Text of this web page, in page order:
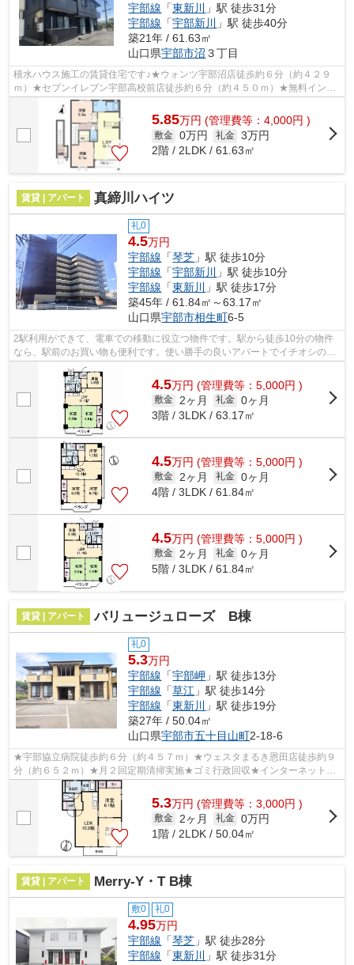
宇部線 「東新川
」駅 徒歩31分
宇部線 「宇部新川
」駅 徒歩40分
築21年 / 61.63㎡
山口県宇部市沼 ３丁目
積水ハウス施工の賃貸住宅です♪★ウォンツ宇部沼店徒歩約６分（約４２９
ｍ）★セブンイレブン宇部高校前店徒歩約６分（約４５０ｍ）★無料インタ
ーネット（ＷＩＦＩ導入）★定期清掃月２回...
5.85万円 (管理費等：4,000円 )
敷金 0万円 礼金 3万円
2階 / 2LDK / 61.63㎡
賃貸 | アパート 真締川ハイツ
礼0
4.5万円
宇部線 「琴芝 」駅 徒歩10分
宇部線 「宇部新川
」駅 徒歩10分
宇部線 「東新川
」駅 徒歩17分
築45年 / 61.84㎡～63.17㎡
山口県宇部市相生町6-5
2駅利用ができて、電車での移動に役立つ物件です。駅から徒歩10分の物件
なら、駅前のお買い物も便利です。使い勝手の良いアパートでイチオシの物
件です。駐車場までの距離は400mです。...
4.5万円 (管理費等：5,000円 )
敷金 2ヶ月 礼金 0ヶ月
3階 / 3LDK / 63.17㎡
4.5万円 (管理費等：5,000円 )
敷金 2ヶ月 礼金 0ヶ月
4階 / 3LDK / 61.84㎡
4.5万円 (管理費等：5,000円 )
敷金 2ヶ月 礼金 0ヶ月
5階 / 3LDK / 61.84㎡
賃貸 | アパート バリュージュローズ B棟
礼0
5.3万円
宇部線 「宇部岬 」駅 徒歩13分
宇部線 「草江 」駅 徒歩14分
宇部線 「東新川
」駅 徒歩19分
築27年 / 50.04㎡
山口県宇部市五十目山町2-18-6
★宇部協立病院徒歩約６分（約４５７ｍ）★ウェスタまるき恩田店徒歩約９
分（約６５２ｍ）★月２回定期清掃実施★ゴミ行政回収★インターネット無
料（Ｗｉ－Ｆｉ）★テレビモニターホン★温水...
5.3万円 (管理費等：3,000円 )
敷金 2ヶ月 礼金 0万円
1階 / 2LDK / 50.04㎡
賃貸 | アパート Merry-Y・T B棟
敷0 礼0
4.95万円
宇部線 「琴芝 」駅 徒歩28分
宇部線 「東新川
」駅 徒歩31分